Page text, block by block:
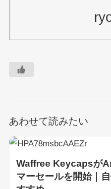
あわせて読みたい
Waffree Keycapsが
マーセールを開始｜